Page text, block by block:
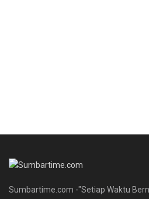
Sumbartime.com -"Setiap Waktu